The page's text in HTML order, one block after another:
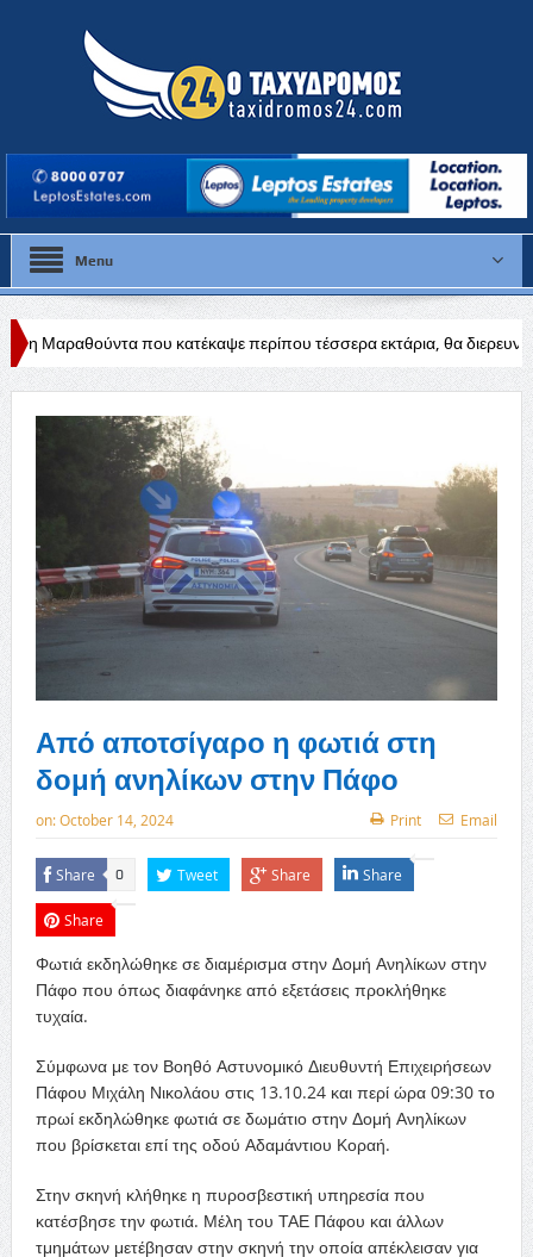
Menu
κατέκαψε περίπου τέσσερα εκτάρια, θα διερευνηθούν τα αίτια
Από αποτσίγαρο η φωτιά στη
δομή ανηλίκων στην Πάφο
on:October 14, 2024 Print Email
Share 0 Tweet Share Share
Share
Φωτιά εκδηλώθηκε σε διαμέρισμα στην Δομή Ανηλίκων στην
Πάφο που όπως διαφάνηκε από εξετάσεις προκλήθηκε
τυχαία.
Σύμφωνα με τον Βοηθό Αστυνομικό Διευθυντή Επιχειρήσεων
Πάφου Μιχάλη Νικολάου στις 13.10.24 και περί ώρα 09:30 το
πρωί εκδηλώθηκε φωτιά σε δωμάτιο στην Δομή Ανηλίκων
που βρίσκεται επί της οδού Αδαμάντιου Κοραή.
Στην σκηνή κλήθηκε η πυροσβεστική υπηρεσία που
κατέσβησε την φωτιά. Μέλη του ΤΑΕ Πάφου και άλλων
τμημάτων μετέβησαν στην σκηνή την οποία απέκλεισαν για